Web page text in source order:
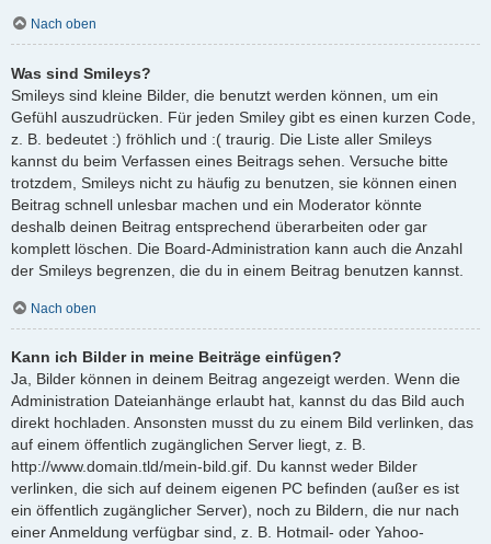
Nach oben
Was sind Smileys?
Smileys sind kleine Bilder, die benutzt werden können, um ein
Gefühl auszudrücken. Für jeden Smiley gibt es einen kurzen Code,
z. B. bedeutet :) fröhlich und :( traurig. Die Liste aller Smileys
kannst du beim Verfassen eines Beitrags sehen. Versuche bitte
trotzdem, Smileys nicht zu häufig zu benutzen, sie können einen
Beitrag schnell unlesbar machen und ein Moderator könnte
deshalb deinen Beitrag entsprechend überarbeiten oder gar
komplett löschen. Die Board-Administration kann auch die Anzahl
der Smileys begrenzen, die du in einem Beitrag benutzen kannst.
Nach oben
Kann ich Bilder in meine Beiträge einfügen?
Ja, Bilder können in deinem Beitrag angezeigt werden. Wenn die
Administration Dateianhänge erlaubt hat, kannst du das Bild auch
direkt hochladen. Ansonsten musst du zu einem Bild verlinken, das
auf einem öffentlich zugänglichen Server liegt, z. B.
http://www.domain.tld/mein-bild.gif. Du kannst weder Bilder
verlinken, die sich auf deinem eigenen PC befinden (außer es ist
ein öffentlich zugänglicher Server), noch zu Bildern, die nur nach
einer Anmeldung verfügbar sind, z. B. Hotmail- oder Yahoo-